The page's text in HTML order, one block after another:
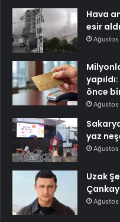
Hava
esir
Ağustos
önce
Ağustos
yaz
Ağustos
Uzak
Ağustos